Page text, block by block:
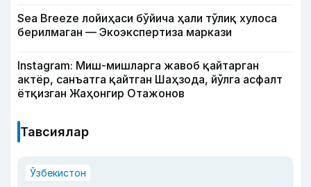
Sea Breeze лойиҳаси бўйича ҳали тўлиқ хулоса
берилмаган — Экоэкспертиза маркази
Instagram: Миш-мишларга жавоб қайтарган
актёр, санъатга қайтган Шаҳзода, йўлга асфалт
ётқизган Жаҳонгир Отажонов
Тавсиялар
Ўзбекистон